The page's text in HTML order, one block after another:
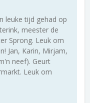
leuke tijd gehad op
meester de
Sprong. Leuk om
Jan, Karin, Mirjam,
neef). Geurt
Leuk om